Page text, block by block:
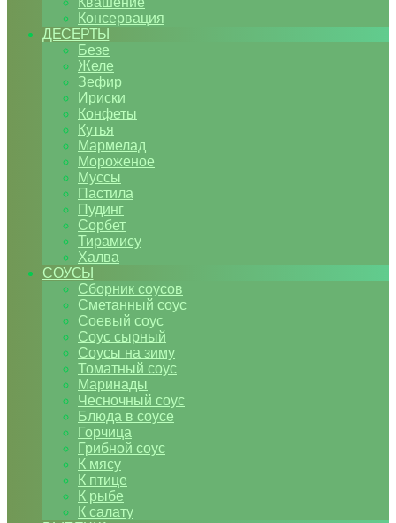
Консервация
ДЕСЕРТЫ
Безе
Желе
Зефир
Ириски
Конфеты
Кутья
Мармелад
Мороженое
Муссы
Пастила
Пудинг
Сорбет
Тирамису
Халва
СОУСЫ
Сборник соусов
Сметанный соус
Соевый соус
Соус сырный
Соусы на зиму
Томатный соус
Маринады
Чесночный соус
Блюда в соусе
Горчица
Грибной соус
К мясу
К птице
К рыбе
К салату